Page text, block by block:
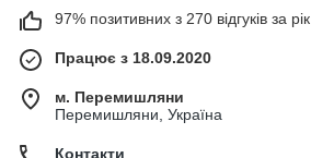
97% позитивних з 270 відгуків за рік
Працює з 18.09.2020
м. Перемишляни
Перемишляни, Україна
Контакти